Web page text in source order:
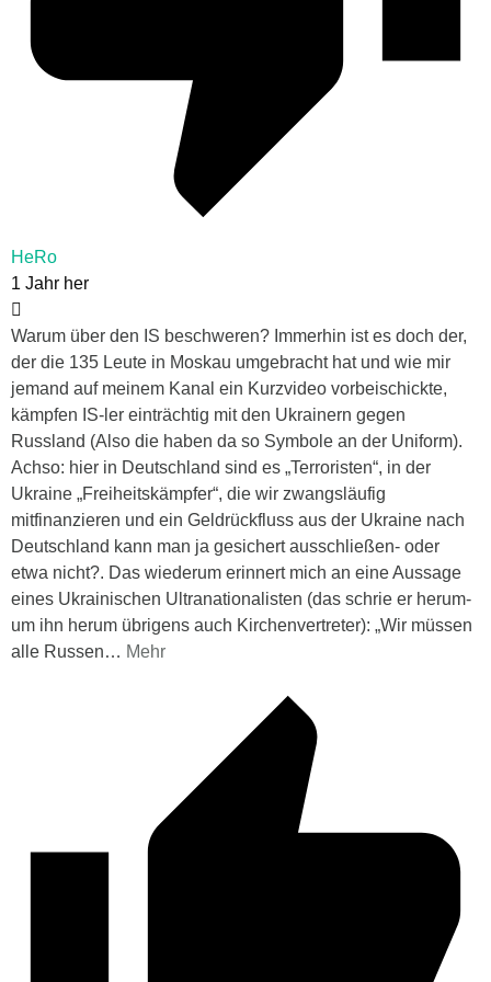
HeRo
1 Jahr her
Warum über den IS beschweren? Immerhin ist es doch der,
der die 135 Leute in Moskau umgebracht hat und wie mir
jemand auf meinem Kanal ein Kurzvideo vorbeischickte,
kämpfen IS-ler einträchtig mit den Ukrainern gegen
Russland (Also die haben da so Symbole an der Uniform).
Achso: hier in Deutschland sind es „Terroristen“, in der
Ukraine „Freiheitskämpfer“, die wir zwangsläufig
mitfinanzieren und ein Geldrückfluss aus der Ukraine nach
Deutschland kann man ja gesichert ausschließen- oder
etwa nicht?. Das wiederum erinnert mich an eine Aussage
eines Ukrainischen Ultranationalisten (das schrie er herum-
um ihn herum übrigens auch Kirchenvertreter): „Wir müssen
alle Russen… Mehr